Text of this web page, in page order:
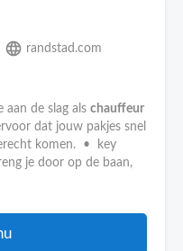
language randstad.com
aan de slag als chauffeur
dat jouw pakjes snel
komen. • key
je door op de baan,